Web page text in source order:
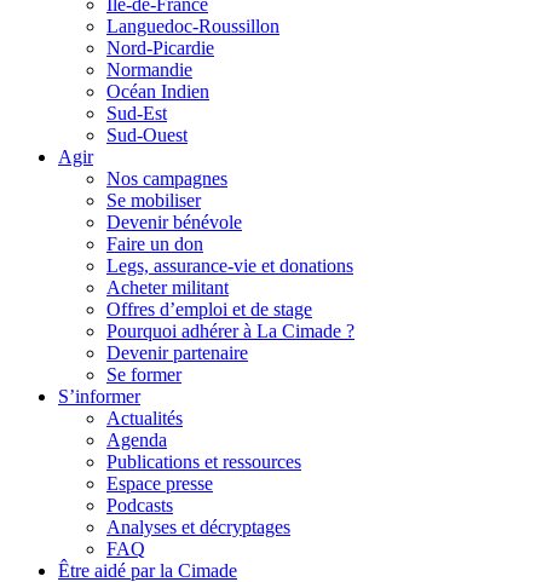
Ile-de-France
Languedoc-Roussillon
Nord-Picardie
Normandie
Océan Indien
Sud-Est
Sud-Ouest
Agir
Nos campagnes
Se mobiliser
Devenir bénévole
Faire un don
Legs, assurance-vie et donations
Acheter militant
Offres d’emploi et de stage
Pourquoi adhérer à La Cimade ?
Devenir partenaire
Se former
S’informer
Actualités
Agenda
Publications et ressources
Espace presse
Podcasts
Analyses et décryptages
FAQ
Être aidé par la Cimade